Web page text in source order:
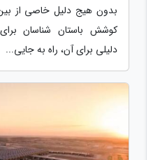
بدون هیج دلیل خاصی از
کوشش باستان شناسان
دلیلی برای آن، راه به جایی...